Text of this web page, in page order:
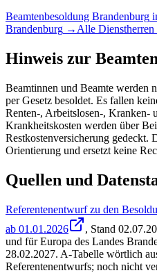
Beamtenbesoldung Brandenburg
Brandenburg → Alle
Hinweis zur
Beamtinnen und Beamte werden
per Gesetz besoldet. Es fallen
Renten-, Arbeitslosen-, Kranken-
Krankheitskosten werden über
Restkostenversicherung gedeckt.
Orientierung und ersetzt keine
Quellen und
Referentenentwurf zu den
ab 01.01.2026
, Stand
und für Europa des Landes
28.02.2027. A-Tabelle wörtlich
Referentenentwurfs; noch nicht